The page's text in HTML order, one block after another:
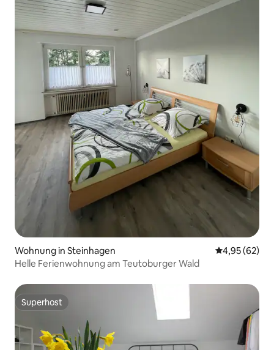
Wohnung in Steinhagen
4,95 (62)
Helle Ferienwohnung am Teutoburger Wald
Superhost
Superhost